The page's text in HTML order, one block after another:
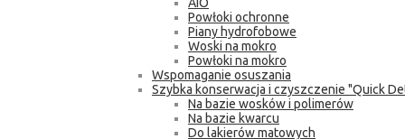
Powłoki ochronne
Piany hydrofobowe
Woski na mokro
Powłoki na mokro
Wspomaganie osuszania
Szybka konserwacja i czyszczenie "Quick
Na bazie wosków i polimerów
Na bazie kwarcu
Do lakierów matowych